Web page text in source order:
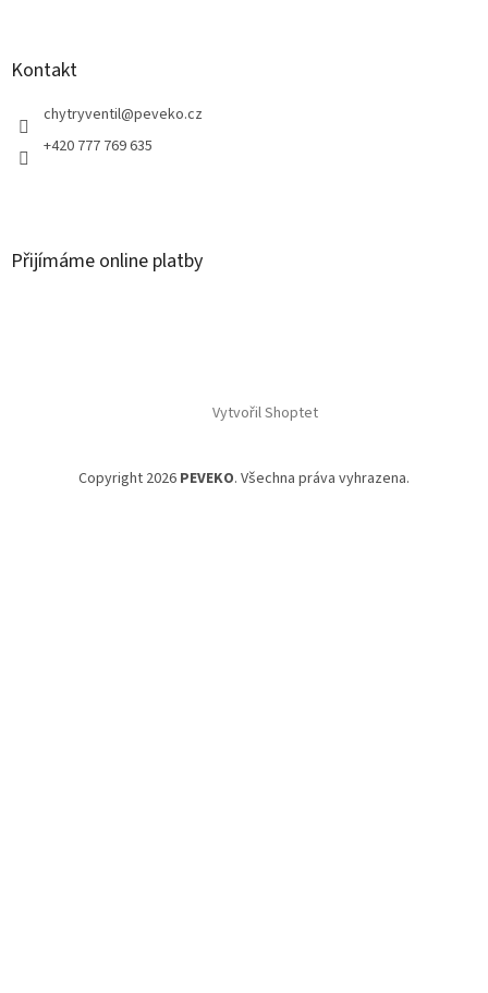
Kontakt
chytryventil@peveko.cz
+420 777 769 635
Přijímáme online platby
Vytvořil Shoptet
Copyright 2026 PEVEKO. Všechna práva vyhrazena.